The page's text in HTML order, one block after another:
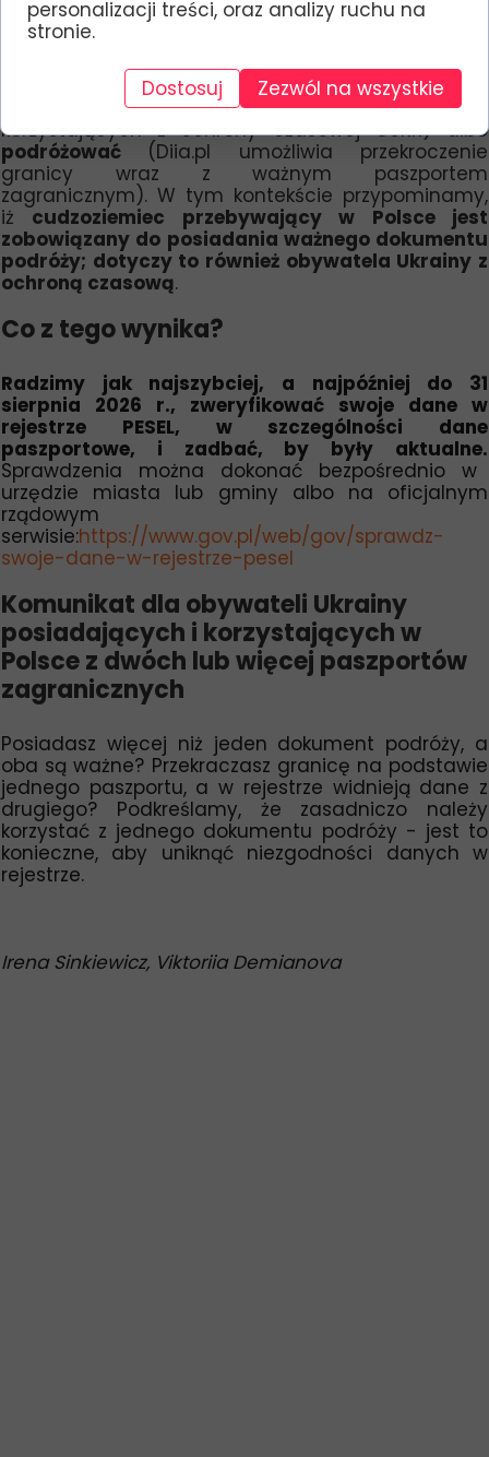
uniknąć rozbieżności. Posiadanie ważnego
paszportu zagranicznego jest też konieczne, jeśli
obywatel Ukrainy chcezalegalizować swój pobyt
(np. poprzez złożenie wniosku o pobyt
czasowy lub o kartę pobytu dla osób wcześniej
korzystających z ochrony czasowej CUKR) albo
podróżować (Diia.pl umożliwia przekroczenie
granicy wraz z ważnym paszportem
zagranicznym). W tym kontekście przypominamy,
iż cudzoziemiec przebywający w Polsce jest
zobowiązany do posiadania ważnego dokumentu
podróży; dotyczy to również obywatela Ukrainy z
ochroną czasową.
Co z tego wynika?
Radzimy jak najszybciej, a najpóźniej do 31
sierpnia 2026 r., zweryfikować swoje dane w
rejestrze PESEL, w szczególności dane
paszportowe, i zadbać, by były aktualne.
Sprawdzenia można dokonać bezpośrednio w
urzędzie miasta lub gminy albo na oficjalnym
rządowym
serwisie:https://www.gov.pl/web/gov/sprawdz-
swoje-dane-w-rejestrze-pesel
Komunikat dla obywateli Ukrainy
posiadających i korzystających w
Polsce z dwóch lub więcej paszportów
zagranicznych
Posiadasz więcej niż jeden dokument podróży, a
oba są ważne? Przekraczasz granicę na podstawie
jednego paszportu, a w rejestrze widnieją dane z
drugiego? Podkreślamy, że zasadniczo należy
korzystać z jednego dokumentu podróży - jest to
konieczne, aby uniknąć niezgodności danych w
rejestrze.
Irena Sinkiewicz, Viktoriia Demianova
personalizacji treści, oraz analizy ruchu na
stronie.
Dostosuj Zezwól na wszystkie